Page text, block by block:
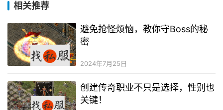
相关推荐
避免抢怪烦恼，教你守Boss的秘
密
2024年7月25日
创建传奇职业不只是选择，性别也
关键！